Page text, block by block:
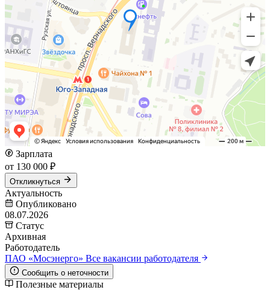
Зарплата
от 130 000 ₽
Откликнуться
Актуальность
Опубликовано
08.07.2026
Статус
Архивная
Работодатель
ПАО «Мосэнерго» Все вакансии работодателя
Сообщить о неточности
Полезные материалы